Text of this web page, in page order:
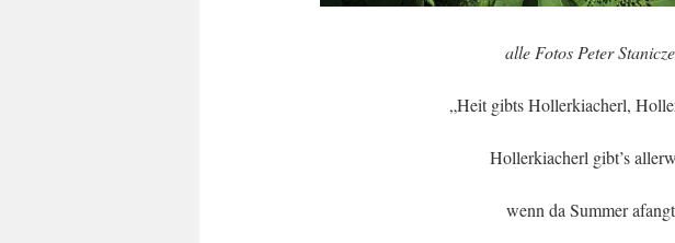
alle Fotos Peter
„Heit gibts Hollerkiacherl,
Hollerkiacherl gibt’s
wenn da Summer